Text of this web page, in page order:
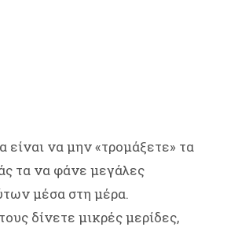
είναι να μην «τρομάξετε» τα
τα να φάνε μεγάλες
μέσα στη μέρα.
δίνετε μικρές μερίδες,